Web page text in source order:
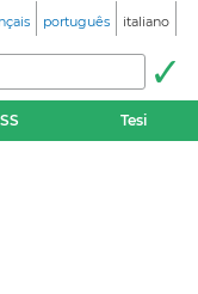
português italiano
Tesi